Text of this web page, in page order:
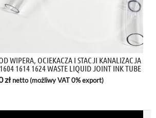
WIPERA, OCIEKACZA I STACJI KANALIZACJA
1614 1624 WASTE LIQUID JOINT INK TUBE
zł netto (możliwy VAT 0% export)